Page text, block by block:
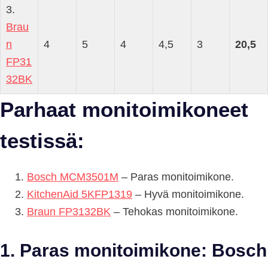
3.
Brau
n
FP31
32BK
4 5 4 4,5 3 20,5
Parhaat monitoimikoneet
testissä:
Bosch MCM3501M – Paras monitoimikone.
KitchenAid 5KFP1319 – Hyvä monitoimikone.
Braun FP3132BK – Tehokas monitoimikone.
1. Paras monitoimikone: Bosch